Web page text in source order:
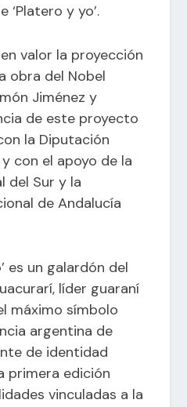
‘Platero y yo’.
valor la proyección
obra del Nobel
Jiménez y
de este proyecto
la Diputación
con el apoyo de la
del Sur y la
de Andalucía
es un galardón del
líder guaraní
máximo símbolo
argentina de
de identidad
primera edición
vinculadas a la